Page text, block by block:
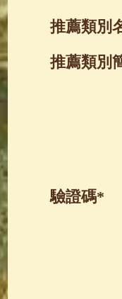
推薦類別
推薦類別
驗證碼*